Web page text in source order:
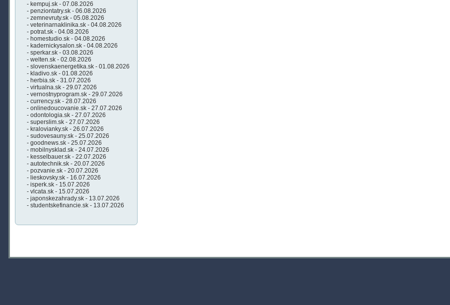
- kempuj.sk - 07.08.2026
- penziontatry.sk - 06.08.2026
- zemnevruty.sk - 05.08.2026
- veterinarnaklinika.sk - 04.08.2026
- potrat.sk - 04.08.2026
- homestudio.sk - 04.08.2026
- kadernickysalon.sk - 04.08.2026
- sperkar.sk - 03.08.2026
- welten.sk - 02.08.2026
- slovenskaenergetika.sk - 01.08.2026
- kladivo.sk - 01.08.2026
- herbia.sk - 31.07.2026
- virtualna.sk - 29.07.2026
- vernostnyprogram.sk - 29.07.2026
- currency.sk - 28.07.2026
- onlinedoucovanie.sk - 27.07.2026
- odontologia.sk - 27.07.2026
- superslim.sk - 27.07.2026
- kralovianky.sk - 26.07.2026
- sudovesauny.sk - 25.07.2026
- goodnews.sk - 25.07.2026
- mobilnysklad.sk - 24.07.2026
- kesselbauer.sk - 22.07.2026
- autotechnik.sk - 20.07.2026
- pozvanie.sk - 20.07.2026
- lieskovsky.sk - 16.07.2026
- isperk.sk - 15.07.2026
- vlcata.sk - 15.07.2026
- japonskezahrady.sk - 13.07.2026
- studentskefinancie.sk - 13.07.2026